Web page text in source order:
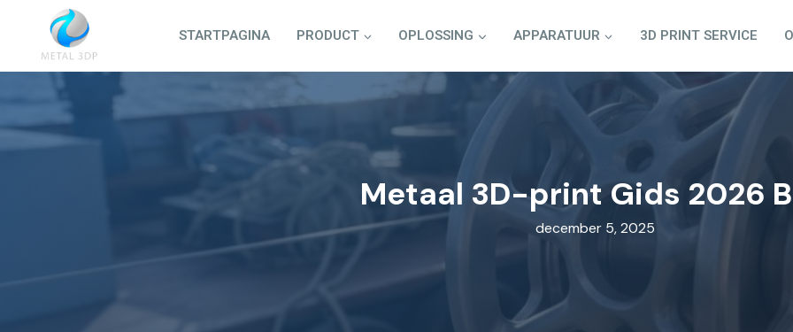
Doorgaan
inhoud
STARTPAGINA PRODUCT OPLOSSING APPARATUUR 3D PRINT SERVICE
Metaal 3D-print Gids 2026
december 5, 2025